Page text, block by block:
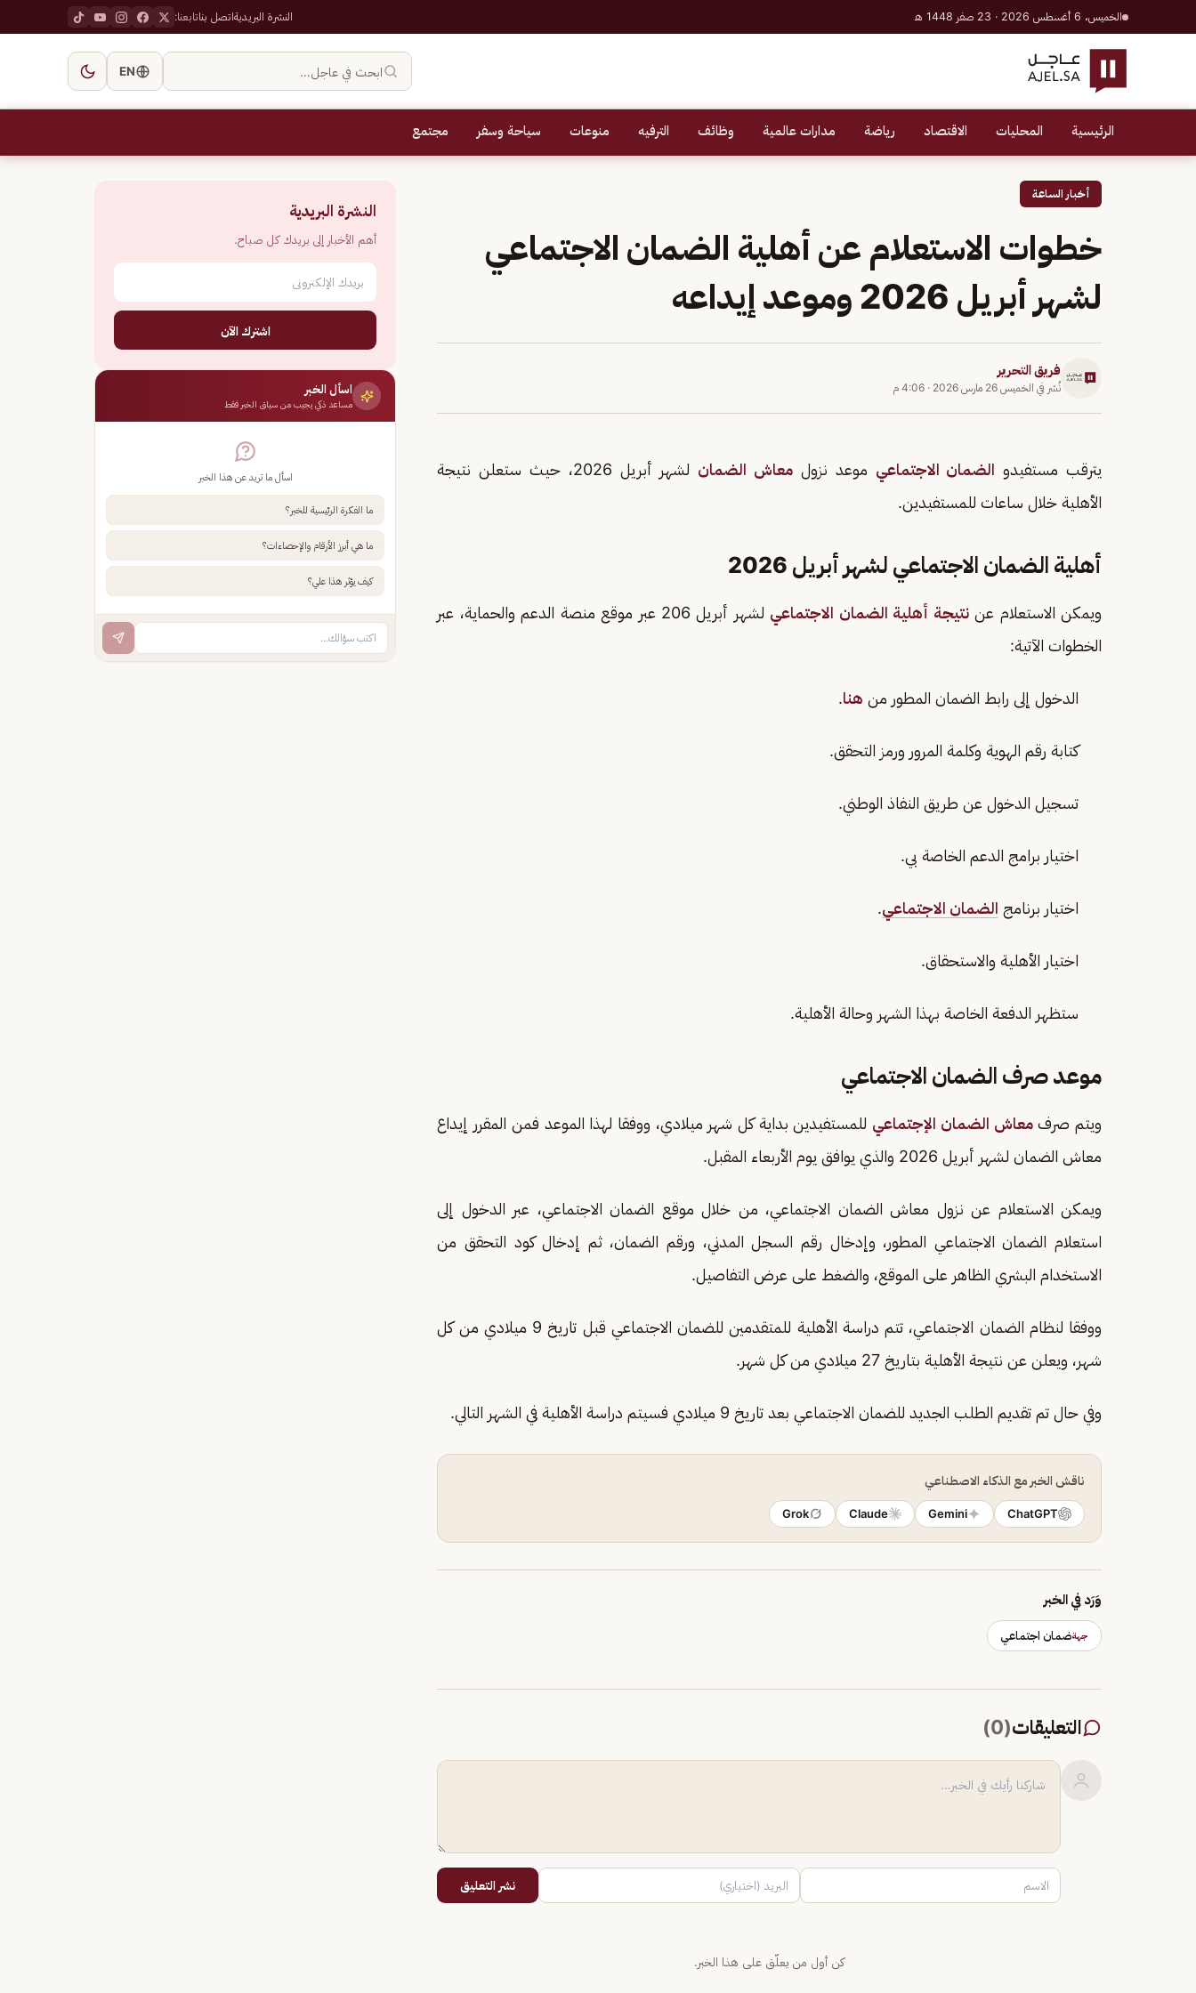
الخميس، 6 أغسطس 2026 · 23 صفر 1448 هـ النشرة البريديةاتصل بناتابعنا:
ابحث في عاجل… EN
الرئيسية المحليات الاقتصاد رياضة مدارات عالمية وظائف الترفيه منوعات سياحة وسفر مجتمع
أخبار الساعة
خطوات الاستعلام عن أهلية الضمان الاجتماعي
لشهر أبريل 2026 وموعد إيداعه
فريق التحرير
نُشر في الخميس 26 مارس 2026 · 4:06 م
يترقب مستفيدو الضمان الاجتماعي موعد نزول معاش الضمان
لشهر أبريل 2026، حيث ستعلن نتيجة
الأهلية خلال ساعات للمستفيدين.
أهلية الضمان الاجتماعي لشهر أبريل 2026
ويمكن الاستعلام عننتيجة أهلية الضمان الاجتماعي
لشهر أبريل 206 عبر موقع منصة الدعم والحماية، عبر
الخطوات الآتية:
الدخول إلى رابط الضمان المطور من هنا.
كتابة رقم الهوية وكلمة المرور ورمز التحقق.
تسجيل الدخول عن طريق النفاذ الوطني.
اختيار برامج الدعم الخاصة بي.
اختيار برنامج الضمان الاجتماعي.
اختيار الأهلية والاستحقاق.
ستظهر الدفعة الخاصة بهذا الشهر وحالة الأهلية.
موعد صرف الضمان الاجتماعي
ويتم صرفمعاش الضمان الإجتماعي للمستفيدين بداية كل شهر ميلادي، ووفقا لهذا الموعد فمن المقرر إيداع
معاش الضمان لشهر أبريل 2026 والذي يوافق يوم الأربعاء المقبل.
ويمكن الاستعلام عن نزول معاش الضمان الاجتماعي، من خلال موقع الضمان الاجتماعي، عبر الدخول إلى
استعلام الضمان الاجتماعي المطور، وإدخال رقم السجل المدني، ورقم الضمان، ثم إدخال كود التحقق من
الاستخدام البشري الظاهر على الموقع، والضغط على عرض التفاصيل.
ووفقا لنظام الضمان الاجتماعي، تتم دراسة الأهلية للمتقدمين للضمان الاجتماعي قبل تاريخ 9 ميلادي من كل
شهر، ويعلن عن نتيجة الأهلية بتاريخ 27 ميلادي من كل شهر.
وفي حال تم تقديم الطلب الجديد للضمان الاجتماعي بعد تاريخ 9 ميلادي فسيتم دراسة الأهلية في الشهر التالي.
ناقش الخبر مع الذكاء الاصطناعي
ChatGPT
Gemini
Claude
Grok
وَرَد في الخبر
جهةضمان اجتماعي
التعليقات(
0
)
نشر التعليق
كن أول من يعلّق على هذا الخبر.
النشرة البريدية
أهم الأخبار إلى بريدك كل صباح.
اشترك الآن
اسأل الخبر
مساعد ذكي يجيب من سياق الخبر فقط
اسأل ما تريد عن هذا الخبر
ما الفكرة الرئيسية للخبر؟
ما هي أبرز الأرقام والإحصاءات؟
كيف يؤثر هذا علي؟